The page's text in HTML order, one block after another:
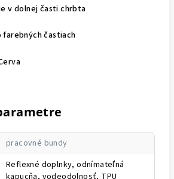
v dolnej časti chrbta
častiach
pracovné bundy
Reflexné doplnky, odnímateľná
kapucňa, vodeodolnosť, TPU